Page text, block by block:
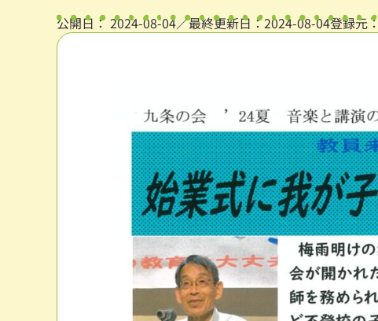
公開日： 2024-08-04／最終更新日：2024-08-04登録元：